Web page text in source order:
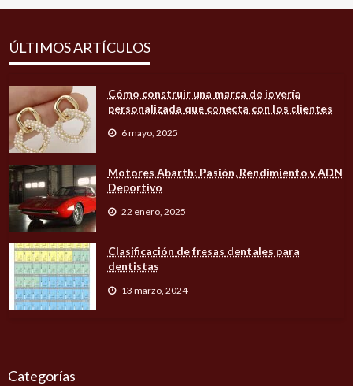
ÚLTIMOS ARTÍCULOS
Cómo construir una marca de joyería
personalizada que conecta con los clientes
6 mayo, 2025
Motores Abarth: Pasión, Rendimiento y ADN
Deportivo
22 enero, 2025
Clasificación de fresas dentales para
dentistas
13 marzo, 2024
Categorías